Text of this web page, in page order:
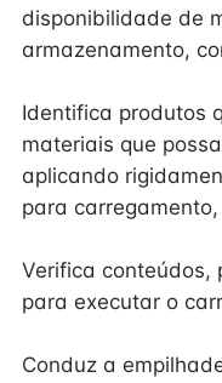
disponibilidade de
armazenamento,
Identifica produtos
materiais que
aplicando
para
Verifica conteúdos,
para executar o
Conduz a